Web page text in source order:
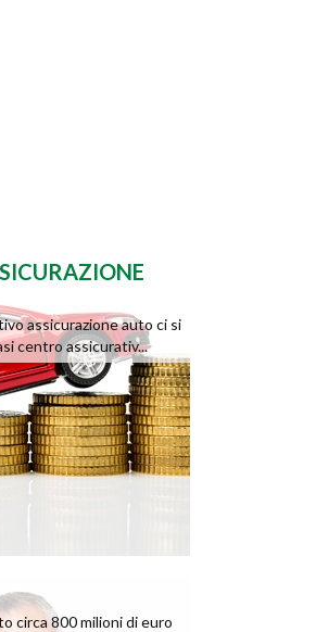
assicurazione auto ci si
centro assicurativ...
circa 800 milioni di euro